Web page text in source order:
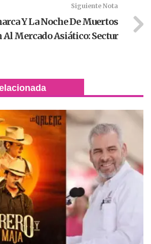
Siguiente Nota
Y La Noche De Muertos
Al Mercado Asiático: Sectur